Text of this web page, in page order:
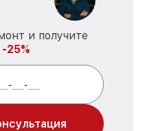
и получите
25%